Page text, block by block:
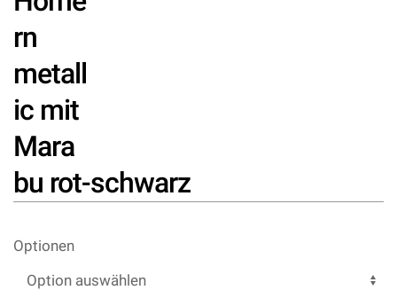
rn
metall
ic mit
Mara
bu rot-schwarz
Optionen